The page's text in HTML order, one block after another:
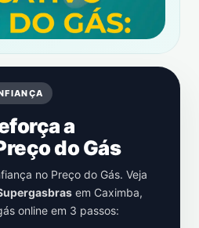
a
do Gás
no Preço do Gás. Veja
em Caximba,
online em 3 passos: